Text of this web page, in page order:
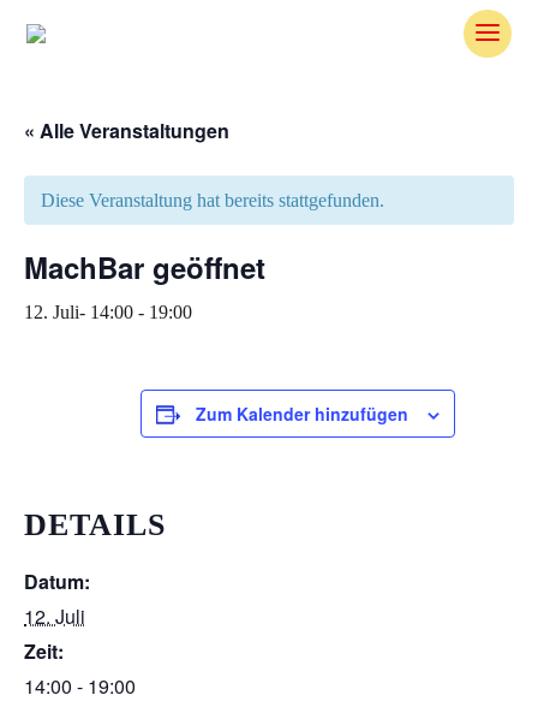
« Alle Veranstaltungen
Diese Veranstaltung hat bereits stattgefunden.
MachBar geöffnet
12. Juli- 14:00 - 19:00
Zum Kalender hinzufügen
DETAILS
Datum:
12. Juli
Zeit:
14:00 - 19:00